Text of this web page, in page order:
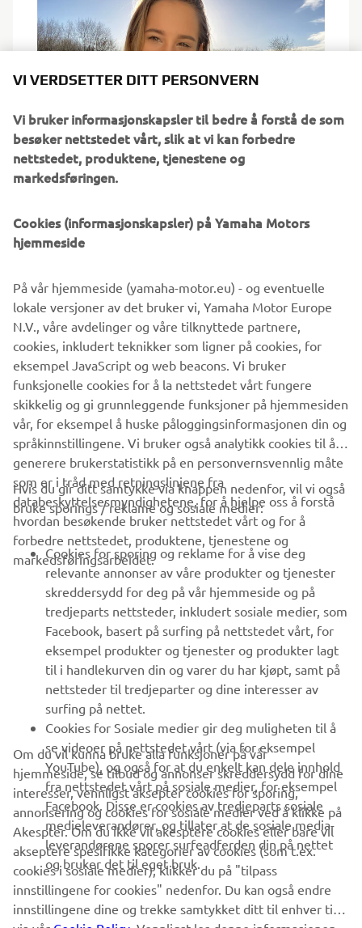
©Yamaha Motor Europe N.V. / Yamaha Motor Co., Ltd.
aldri brukes til kommersielle eller ikke-kommersielle
formål uten eksplisitt skriftlig samtykke fra Yamaha Motor
Europe N.V. og/eller Yamaha Motor Co., Ltd.
Kjør alltid på en trygg måte og følg alle lokale lover og
regler.
VIRKSOMHET
B2B
UTFORSK YAMAHA
FAQ & SUPPORT
NYHETSBREV
Vær den første til å lære om de siste tilbudene, spesielle
arrangementer, nye utgivelser og mye mer
ABONNER
Les vår personvernerklæring for å lære hvordan vi behandler dine
personopplysninger:
Retningslinjer for Personvern
VI VERDSETTER DITT PERSONVERN
Vi bruker informasjonskapsler til bedre å forstå de som
besøker nettstedet vårt, slik at vi kan forbedre
nettstedet, produktene, tjenestene og
markedsføringen.
Cookies (informasjonskapsler) på Yamaha Motors
hjemmeside
På vår hjemmeside (yamaha-motor.eu) - og eventuelle
lokale versjoner av det bruker vi, Yamaha Motor Europe
N.V., våre avdelinger og våre tilknyttede partnere,
cookies, inkludert teknikker som ligner på cookies, for
eksempel JavaScript og web beacons. Vi bruker
funksjonelle cookies for å la nettstedet vårt fungere
skikkelig og gi grunnleggende funksjoner på hjemmesiden
vår, for eksempel å huske påloggingsinformasjonen din og
språkinnstillingene. Vi bruker også analytikk cookies til å
generere brukerstatistikk på en personvernsvennlig måte
som er i tråd med retningslinjene fra
databeskyttelsesmyndighetene, for å hjelpe oss å forstå
hvordan besøkende bruker nettstedet vårt og for å
forbedre nettstedet, produktene, tjenestene og
markedsføringsarbeidet.
Hvis du gir ditt samtykke via knappen nedenfor, vil vi også
bruke sporings / reklame og sosiale medier:
Cookies for sporing og reklame for å vise deg
relevante annonser av våre produkter og tjenester
skreddersydd for deg på vår hjemmeside og på
tredjeparts nettsteder, inkludert sosiale medier, som
Facebook, basert på surfing på nettstedet vårt, for
eksempel produkter og tjenester og produkter lagt
til i handlekurven din og varer du har kjøpt, samt på
nettsteder til tredjeparter og dine interesser av
surfing på nettet.
Cookies for Sosiale medier gir deg muligheten til å
se videoer på nettstedet vårt (via for eksempel
YouTube), og også for at du enkelt kan dele innhold
fra nettstedet vårt på sosiale medier, for eksempel
Facebook. Disse er cookies av tredjeparts sosiale
medieleverandører, og tillater at de sosiale media-
leverandørene sporer surfeadferden din på nettet
og bruker det til eget bruk.
Om du vil kunna bruke alla funksjoner på vår
hjemmeside, se tilbud og annonser skreddersydd for dine
interesser, vennligst aksepter cookies for sporing,
annonsering og cookies for sosiale medier ved å klikke på
Akespter. Om du ikke vil akesptere cookies eller bare vil
akseptere spesifikke kategorier av cookies (som t.ex.
cookies i sosiale medier), klikker du på "tilpass
innstillingene for cookies" nedenfor. Du kan også endre
innstillingene dine og trekke samtykket ditt til enhver tid